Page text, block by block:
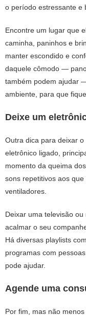
o período estressante e
Encontre um lugar que
caminha, paninhos e
manter escondido e
daquele cômodo —
também podem ajudar
ambiente, para que
Deixe um
Outra dica para deixar
eletrônico ligado,
momento da queima
sons repetitivos aos
ventiladores.
Deixar uma televisão
acalmar o seu
Há diversas playlists
programas com
pode ajudar.
Agende uma
Por fim, mas não